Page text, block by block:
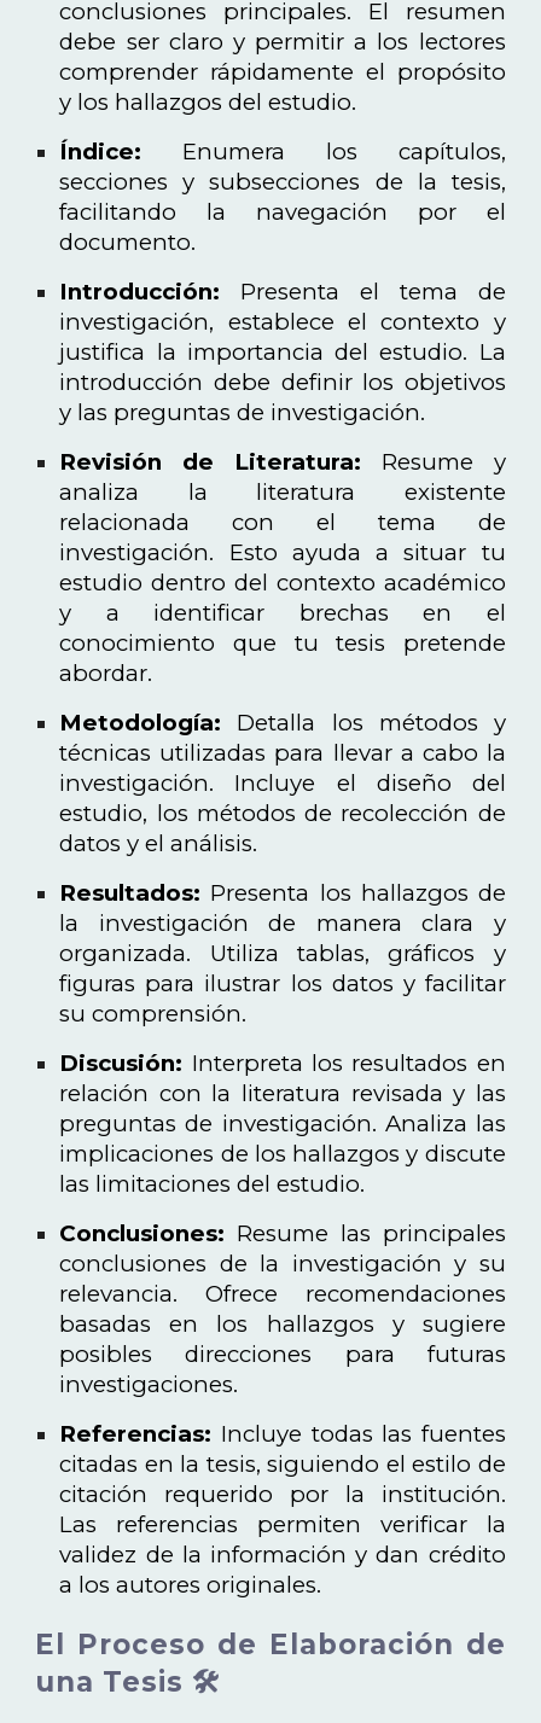
conclusiones principales. El resumen
debe ser claro y permitir a los lectores
comprender rápidamente el propósito
y los hallazgos del estudio.
Índice: Enumera los capítulos,
secciones y subsecciones de la tesis,
facilitando la navegación por el
documento.
Introducción: Presenta el tema de
investigación, establece el contexto y
justifica la importancia del estudio. La
introducción debe definir los objetivos
y las preguntas de investigación.
Revisión de Literatura: Resume y
analiza la literatura existente
relacionada con el tema de
investigación. Esto ayuda a situar tu
estudio dentro del contexto académico
y a identificar brechas en el
conocimiento que tu tesis pretende
abordar.
Metodología: Detalla los métodos y
técnicas utilizadas para llevar a cabo la
investigación. Incluye el diseño del
estudio, los métodos de recolección de
datos y el análisis.
Resultados: Presenta los hallazgos de
la investigación de manera clara y
organizada. Utiliza tablas, gráficos y
figuras para ilustrar los datos y facilitar
su comprensión.
Discusión: Interpreta los resultados en
relación con la literatura revisada y las
preguntas de investigación. Analiza las
implicaciones de los hallazgos y discute
las limitaciones del estudio.
Conclusiones: Resume las principales
conclusiones de la investigación y su
relevancia. Ofrece recomendaciones
basadas en los hallazgos y sugiere
posibles direcciones para futuras
investigaciones.
Referencias: Incluye todas las fuentes
citadas en la tesis, siguiendo el estilo de
citación requerido por la institución.
Las referencias permiten verificar la
validez de la información y dan crédito
a los autores originales.
El Proceso de Elaboración de
una Tesis 🛠️